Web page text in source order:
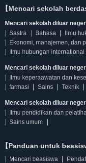
【Mencari sekolah
Mencari sekolah diluar
Sastra
Bahasa
Ilmu
Ekonomi, manajemen, dan
Ilmu hubungan international
Mencari sekolah diluar
Ilmu keperaawatan dan
farmasi
Sains Teknik
Mencari sekolah diluar
Ilmu pendidikan dan
Sains umum
【Panduan untuk
Mencari beasiswa